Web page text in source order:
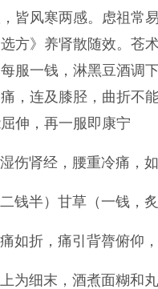
皆风寒两感。虑祖常
方》养肾散随效。苍
服一钱，淋黑豆酒调
，连及膝胫，曲折不
伸，再一服即康宁
伤肾经，腰重冷痛，
钱半）甘草（一钱，
如折，痛引背膂俯仰
为细末，酒煮面糊和